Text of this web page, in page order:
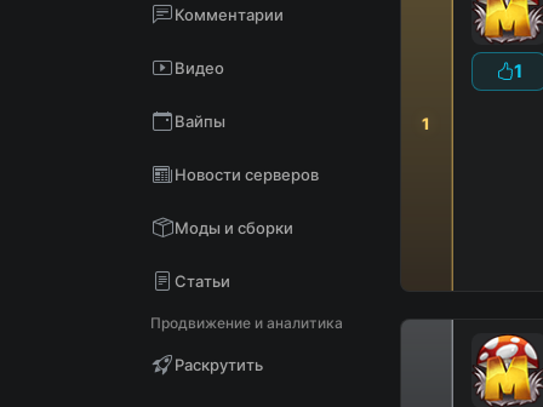
Комментарии
Видео
Вайпы
Новости серверов
Моды и сборки
Статьи
Продвижение и аналитика
Раскрутить
1
1